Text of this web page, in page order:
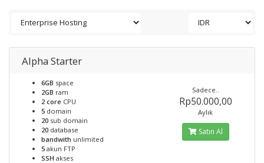
Alpha Starter
6GB space
2GB ram
2 core CPU
5 domain
20 sub domain
20 database
bandwith unlimited
5 akun FTP
SSH akses
Sadece..
Rp50.000,00
Aylık
Satın Al